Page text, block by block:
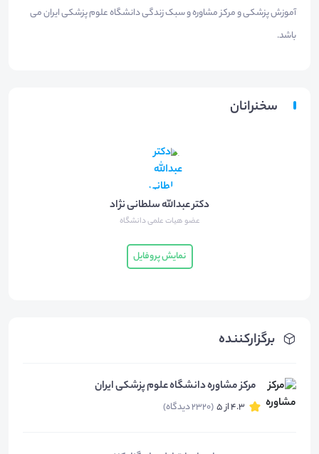
برگزارکننده
مرکز مشاوره دانشگاه علوم پزشکی ایران
4.3 از 5 (2320 دیدگاه)
آموزش پزشکی و مرکز مشاوره و سبک زندگی دانشگاه علوم پزشکی ایران می
باشد.
سخنرانان
دکتر عبدالله سلطانی نژاد
عضو هیات علمی دانشگاه
نمایش پروفایل